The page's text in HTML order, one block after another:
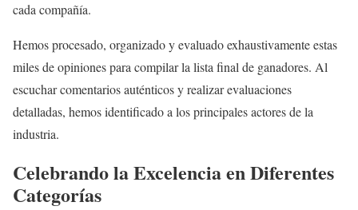
cada compañía.
Hemos procesado, organizado y evaluado exhaustivamente estas
miles de opiniones para compilar la lista final de ganadores. Al
escuchar comentarios auténticos y realizar evaluaciones
detalladas, hemos identificado a los principales actores de la
industria.
Celebrando la Excelencia en Diferentes
Categorías